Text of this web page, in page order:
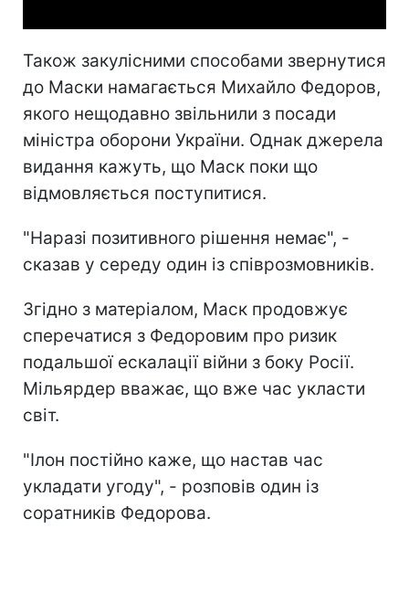
Також закулісними способами звернутися
до Маски намагається Михайло Федоров,
якого нещодавно звільнили з посади
міністра оборони України. Однак джерела
видання кажуть, що Маск поки що
відмовляється поступитися.
"Наразі позитивного рішення немає", -
сказав у середу один із співрозмовників.
Згідно з матеріалом, Маск продовжує
сперечатися з Федоровим про ризик
подальшої ескалації війни з боку Росії.
Мільярдер вважає, що вже час укласти
світ.
"Ілон постійно каже, що настав час
укладати угоду", - розповів один із
соратників Федорова.